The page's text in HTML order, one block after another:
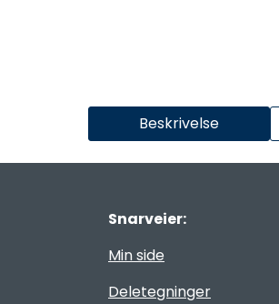
Beskrivelse
Snarveier:
Min side
Deletegninger